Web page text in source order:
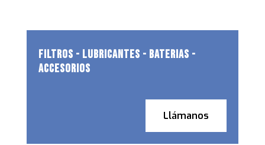
FILTROS - LUBRICANTES - BATERIAS -
ACCESORIOS
Llámanos